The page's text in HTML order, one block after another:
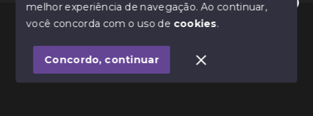
© Copyright 2026 - Avance Imóveis CRECI-SC 7362J -
SITE PARA IMOBILIARIA
Olá! Estamos disponíveis para te ajudar.
melhor experiência de navegação.Ao continuar,
você concorda com o uso de cookies.
Concordo, continuar